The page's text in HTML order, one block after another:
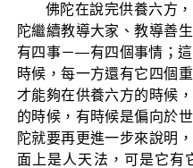
佛陀在說完供養六方
陀繼續教導大家、教導善
有四事－—有四個事情；
時候，每一方還有它四個
才能夠在供養六方的時候
的時候，有時候是偏向於
陀就要再更進一步來說明
面上是人天法，可是它有